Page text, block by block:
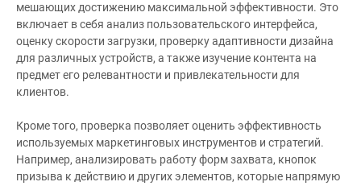
мешающих достижению максимальной эффективности. Это
включает в себя анализ пользовательского интерфейса,
оценку скорости загрузки, проверку адаптивности дизайна
для различных устройств, а также изучение контента на
предмет его релевантности и привлекательности для
клиентов.
Кроме того, проверка позволяет оценить эффективность
используемых маркетинговых инструментов и стратегий.
Например, анализировать работу форм захвата, кнопок
призыва к действию и других элементов, которые напрямую